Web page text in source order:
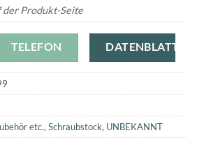
Produkt-Seite
TELEFON DATENBLATT
etc.,Schraubstock, UNBEKANNT